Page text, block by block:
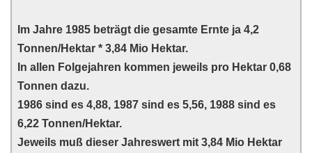
Im Jahre 1985 beträgt die gesamte Ernte ja 4,2
Tonnen/Hektar * 3,84 Mio Hektar.
In allen Folgejahren kommen jeweils pro Hektar 0,68
Tonnen dazu.
1986 sind es 4,88, 1987 sind es 5,56, 1988 sind es
6,22 Tonnen/Hektar.
Jeweils muß dieser Jahreswert mit 3,84 Mio Hektar